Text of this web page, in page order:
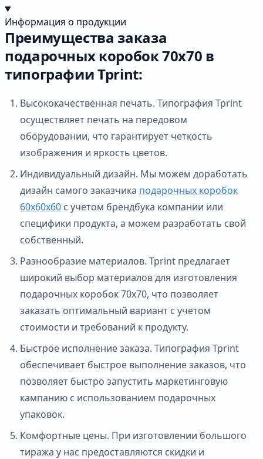
Информация о продукции
Преимущества заказа
подарочных коробок 70х70 в
типографии Tprint:
Высококачественная печать. Типография Tprint
осуществляет печать на передовом
оборудовании, что гарантирует четкость
изображения и яркость цветов.
Индивидуальный дизайн. Мы можем доработать
дизайн самого заказчика подарочных коробок
60х60х60 с учетом брендбука компании или
специфики продукта, а можем разработать свой
собственный.
Разнообразие материалов. Tprint предлагает
широкий выбор материалов для изготовления
подарочных коробок 70х70, что позволяет
заказать оптимальный вариант с учетом
стоимости и требований к продукту.
Быстрое исполнение заказа. Типография Tprint
обеспечивает быстрое выполнение заказов, что
позволяет быстро запустить маркетинговую
кампанию с использованием подарочных
упаковок.
Комфортные цены. При изготовлении большого
тиража у нас предоставляются скидки и